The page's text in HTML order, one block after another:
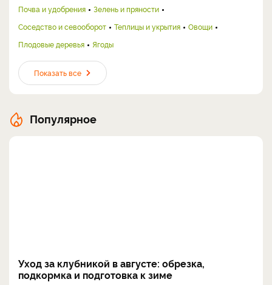
Почва и удобрения
Зелень и пряности
Соседство и севооборот
Теплицы и укрытия
Овощи
Плодовые деревья
Ягоды
Показать все
Популярное
Уход за клубникой в августе: обрезка,
подкормка и подготовка к зиме